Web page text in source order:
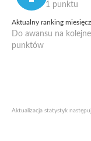
1 punktu
Aktualny ranking
Do awansu na
punktów
Aktualizacja statystyk